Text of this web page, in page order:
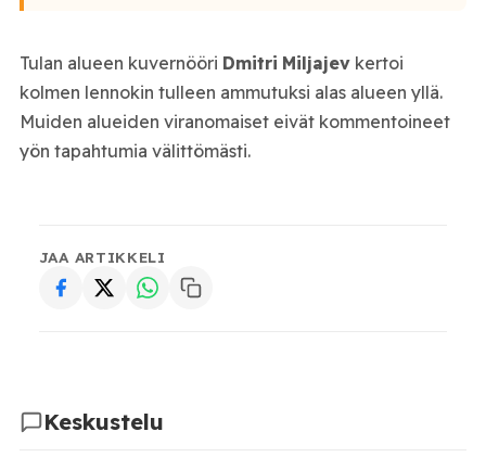
Tulan alueen kuvernööri Dmitri Miljajevkertoi
kolmen lennokin tulleen ammutuksi alas alueen yllä.
Muiden alueiden viranomaiset eivät kommentoineet
yön tapahtumia välittömästi.
JAA ARTIKKELI
Keskustelu